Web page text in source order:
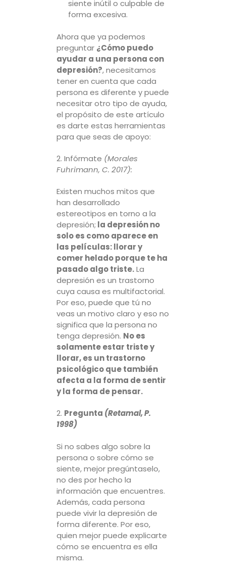
siente inútil o culpable de
forma excesiva.
Ahora que ya podemos
preguntar ¿Cómo puedo
ayudar a una persona con
depresión?, necesitamos
tener en cuenta que cada
persona es diferente y puede
necesitar otro tipo de ayuda,
el propósito de este artículo
es darte estas herramientas
para que seas de apoyo:
2. Infórmate (Morales
Fuhrimann, C. 2017):
Existen muchos mitos que
han desarrollado
estereotipos en torno a la
depresión; la depresión no
solo es como aparece en
las películas: llorar y
comer helado porque te ha
pasado algo triste.La
depresión es un trastorno
cuya causa es multifactorial.
Por eso, puede que tú no
veas un motivo claro y eso no
significa que la persona no
tenga depresión. No es
solamente estar triste y
llorar, es un trastorno
psicológico que también
afecta a la forma de sentir
y la forma de pensar.
2. Pregunta (Retamal, P.
1998)
Si no sabes algo sobre la
persona o sobre cómo se
siente, mejor pregúntaselo,
no des por hecho la
información que encuentres.
Además, cada persona
puede vivir la depresión de
forma diferente. Por eso,
quien mejor puede explicarte
cómo se encuentra es ella
misma.